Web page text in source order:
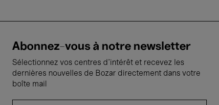
Abonnez-vous à notre newsletter
Sélectionnez vos centres d'intérêt et recevez les
dernières nouvelles de Bozar directement dans votre
boîte mail